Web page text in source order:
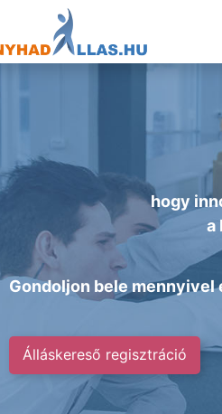
hogy
a
Gondoljon bele mennyivel
Álláskereső regisztráció